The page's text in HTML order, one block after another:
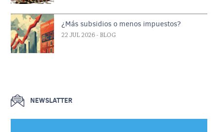
¿Más subsidios o menos impuestos?
22 JUL 2026 - BLOG
NEWSLATTER